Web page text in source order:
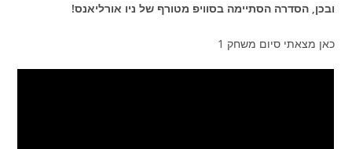
ובכן, הסדרה הסתיימה בסוויפ מטורף של ניו אורליאנס!
כאן מצאתי סיום משחק 1